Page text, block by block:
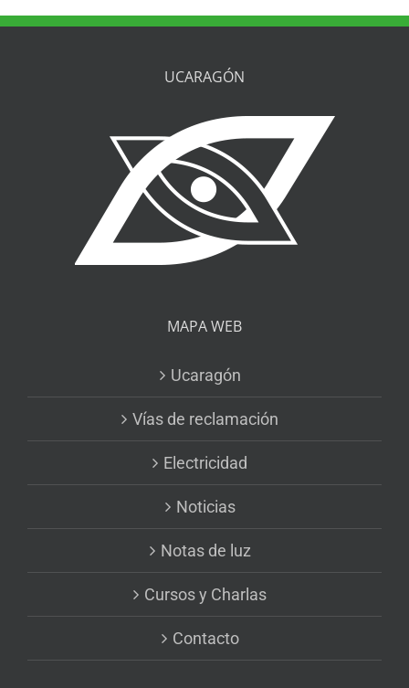
UCARAGÓN
MAPA WEB
Ucaragón
Vías de reclamación
Electricidad
Noticias
Notas de luz
Cursos y Charlas
Contacto